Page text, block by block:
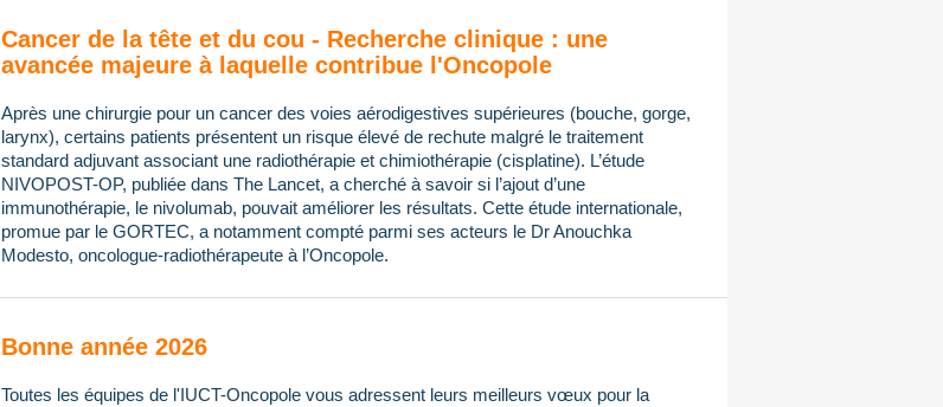
Cancer de la tête et du cou - Recherche clinique : une
avancée majeure à laquelle contribue l'Oncopole
Après une chirurgie pour un cancer des voies aérodigestives supérieures (bouche, gorge,
larynx), certains patients présentent un risque élevé de rechute malgré le traitement
standard adjuvant associant une radiothérapie et chimiothérapie (cisplatine). L’étude
NIVOPOST-OP, publiée dans The Lancet, a cherché à savoir si l’ajout d’une
immunothérapie, le nivolumab, pouvait améliorer les résultats. Cette étude internationale,
promue par le GORTEC, a notamment compté parmi ses acteurs le Dr Anouchka
Modesto, oncologue-radiothérapeute à l’Oncopole.
Bonne année 2026
Toutes les équipes de l'IUCT-Oncopole vous adressent leurs meilleurs vœux pour la